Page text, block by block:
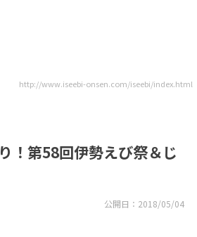
http://www.iseebi-onsen.com/iseebi/index.html
！第58回伊勢えび祭＆じ
公開日： 2018/05/04